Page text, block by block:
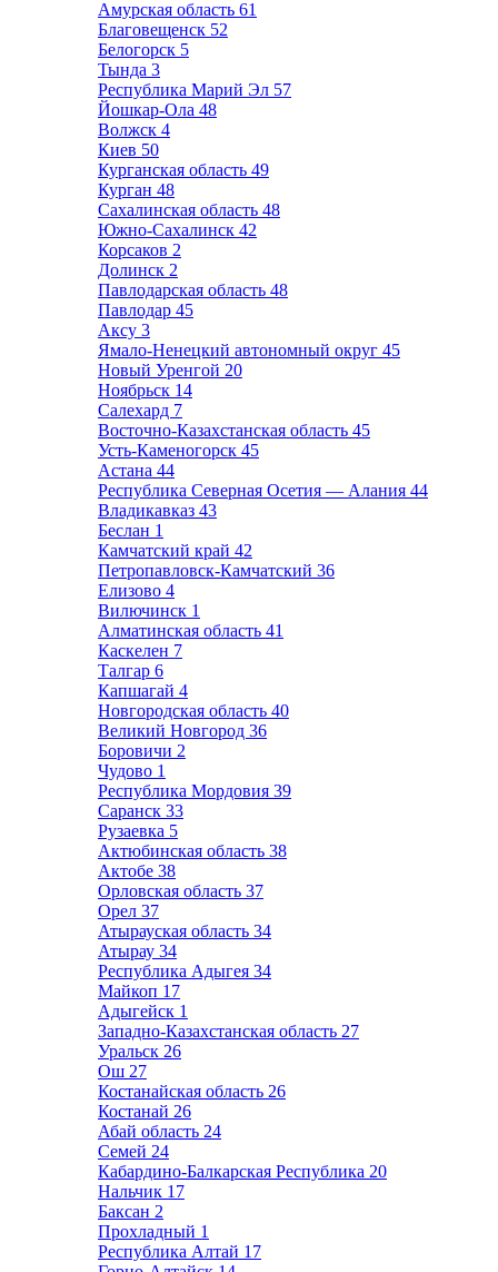
Амурская область 61
Благовещенск 52
Белогорск 5
Тында 3
Республика Марий Эл 57
Йошкар-Ола 48
Волжск 4
Киев 50
Курганская область 49
Курган 48
Сахалинская область 48
Южно-Сахалинск 42
Корсаков 2
Долинск 2
Павлодарская область 48
Павлодар 45
Аксу 3
Ямало-Ненецкий автономный округ 45
Новый Уренгой 20
Ноябрьск 14
Салехард 7
Восточно-Казахстанская область 45
Усть-Каменогорск 45
Астана 44
Республика Северная Осетия — Алания 44
Владикавказ 43
Беслан 1
Камчатский край 42
Петропавловск-Камчатский 36
Елизово 4
Вилючинск 1
Алматинская область 41
Каскелен 7
Талгар 6
Капшагай 4
Новгородская область 40
Великий Новгород 36
Боровичи 2
Чудово 1
Республика Мордовия 39
Саранск 33
Рузаевка 5
Актюбинская область 38
Актобе 38
Орловская область 37
Орел 37
Атырауская область 34
Атырау 34
Республика Адыгея 34
Майкоп 17
Адыгейск 1
Западно-Казахстанская область 27
Уральск 26
Ош 27
Костанайская область 26
Костанай 26
Абай область 24
Семей 24
Кабардино-Балкарская Республика 20
Нальчик 17
Баксан 2
Прохладный 1
Республика Алтай 17